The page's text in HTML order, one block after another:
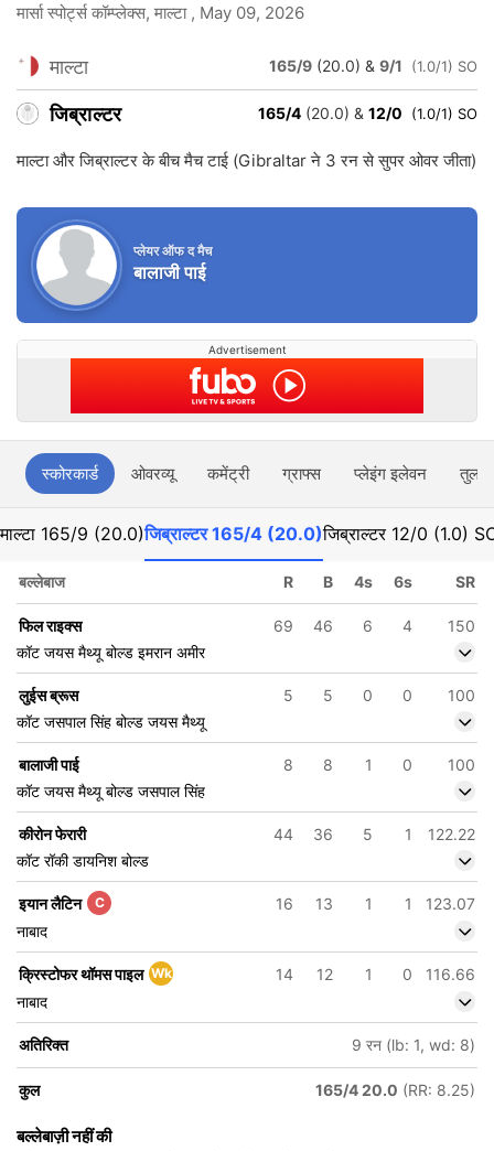
मार्सा स्पोर्ट्स कॉम्प्लेक्स, माल्टा , May 09, 2026
माल्टा 165/9 (20.0) & 9/1 (1.0/1) SO
जिब्राल्टर 165/4 (20.0) & 12/0 (1.0/1) SO
माल्टा और जिब्राल्टर के बीच मैच टाई (Gibraltar ने 3 रन से सुपर ओवर जीता)
प्लेयर ऑफ द मैच
बालाजी पाई
Advertisement
स्कोरकार्ड ओवरव्यू कमेंट्री ग्राफ्स प्लेइंग इलेवन तुलना
माल्टा 165/9 (20.0)जिब्राल्टर165/4 (20.0)जिब्राल्टर 12/0 (1.0)
बल्लेबाज R B 4s 6s SR
फिल राइक्स 69 46 6 4
150
कॉट जयस मैथ्यू बोल्ड इमरान अमीर
लुईस ब्रूस 5 5 0 0
100
कॉट जसपाल सिंह बोल्ड जयस मैथ्यू
बालाजी पाई 8 8 1 0
100
कॉट जयस मैथ्यू बोल्ड जसपाल सिंह
कीरोन फेरारी 44 36 5 1
122.22
कॉट रॉकी डायनिश बोल्ड
इयान लैटिन C 16 13 1 1
123.07
नाबाद
क्रिस्टोफर थॉमस पाइल Wk 14 12 1 0
116.66
नाबाद
अतिरिक्त 9 रन (lb: 1, wd: 8)
कुल 165/4 20.0 (RR: 8.25)
बल्लेबाज़ी नहीं की